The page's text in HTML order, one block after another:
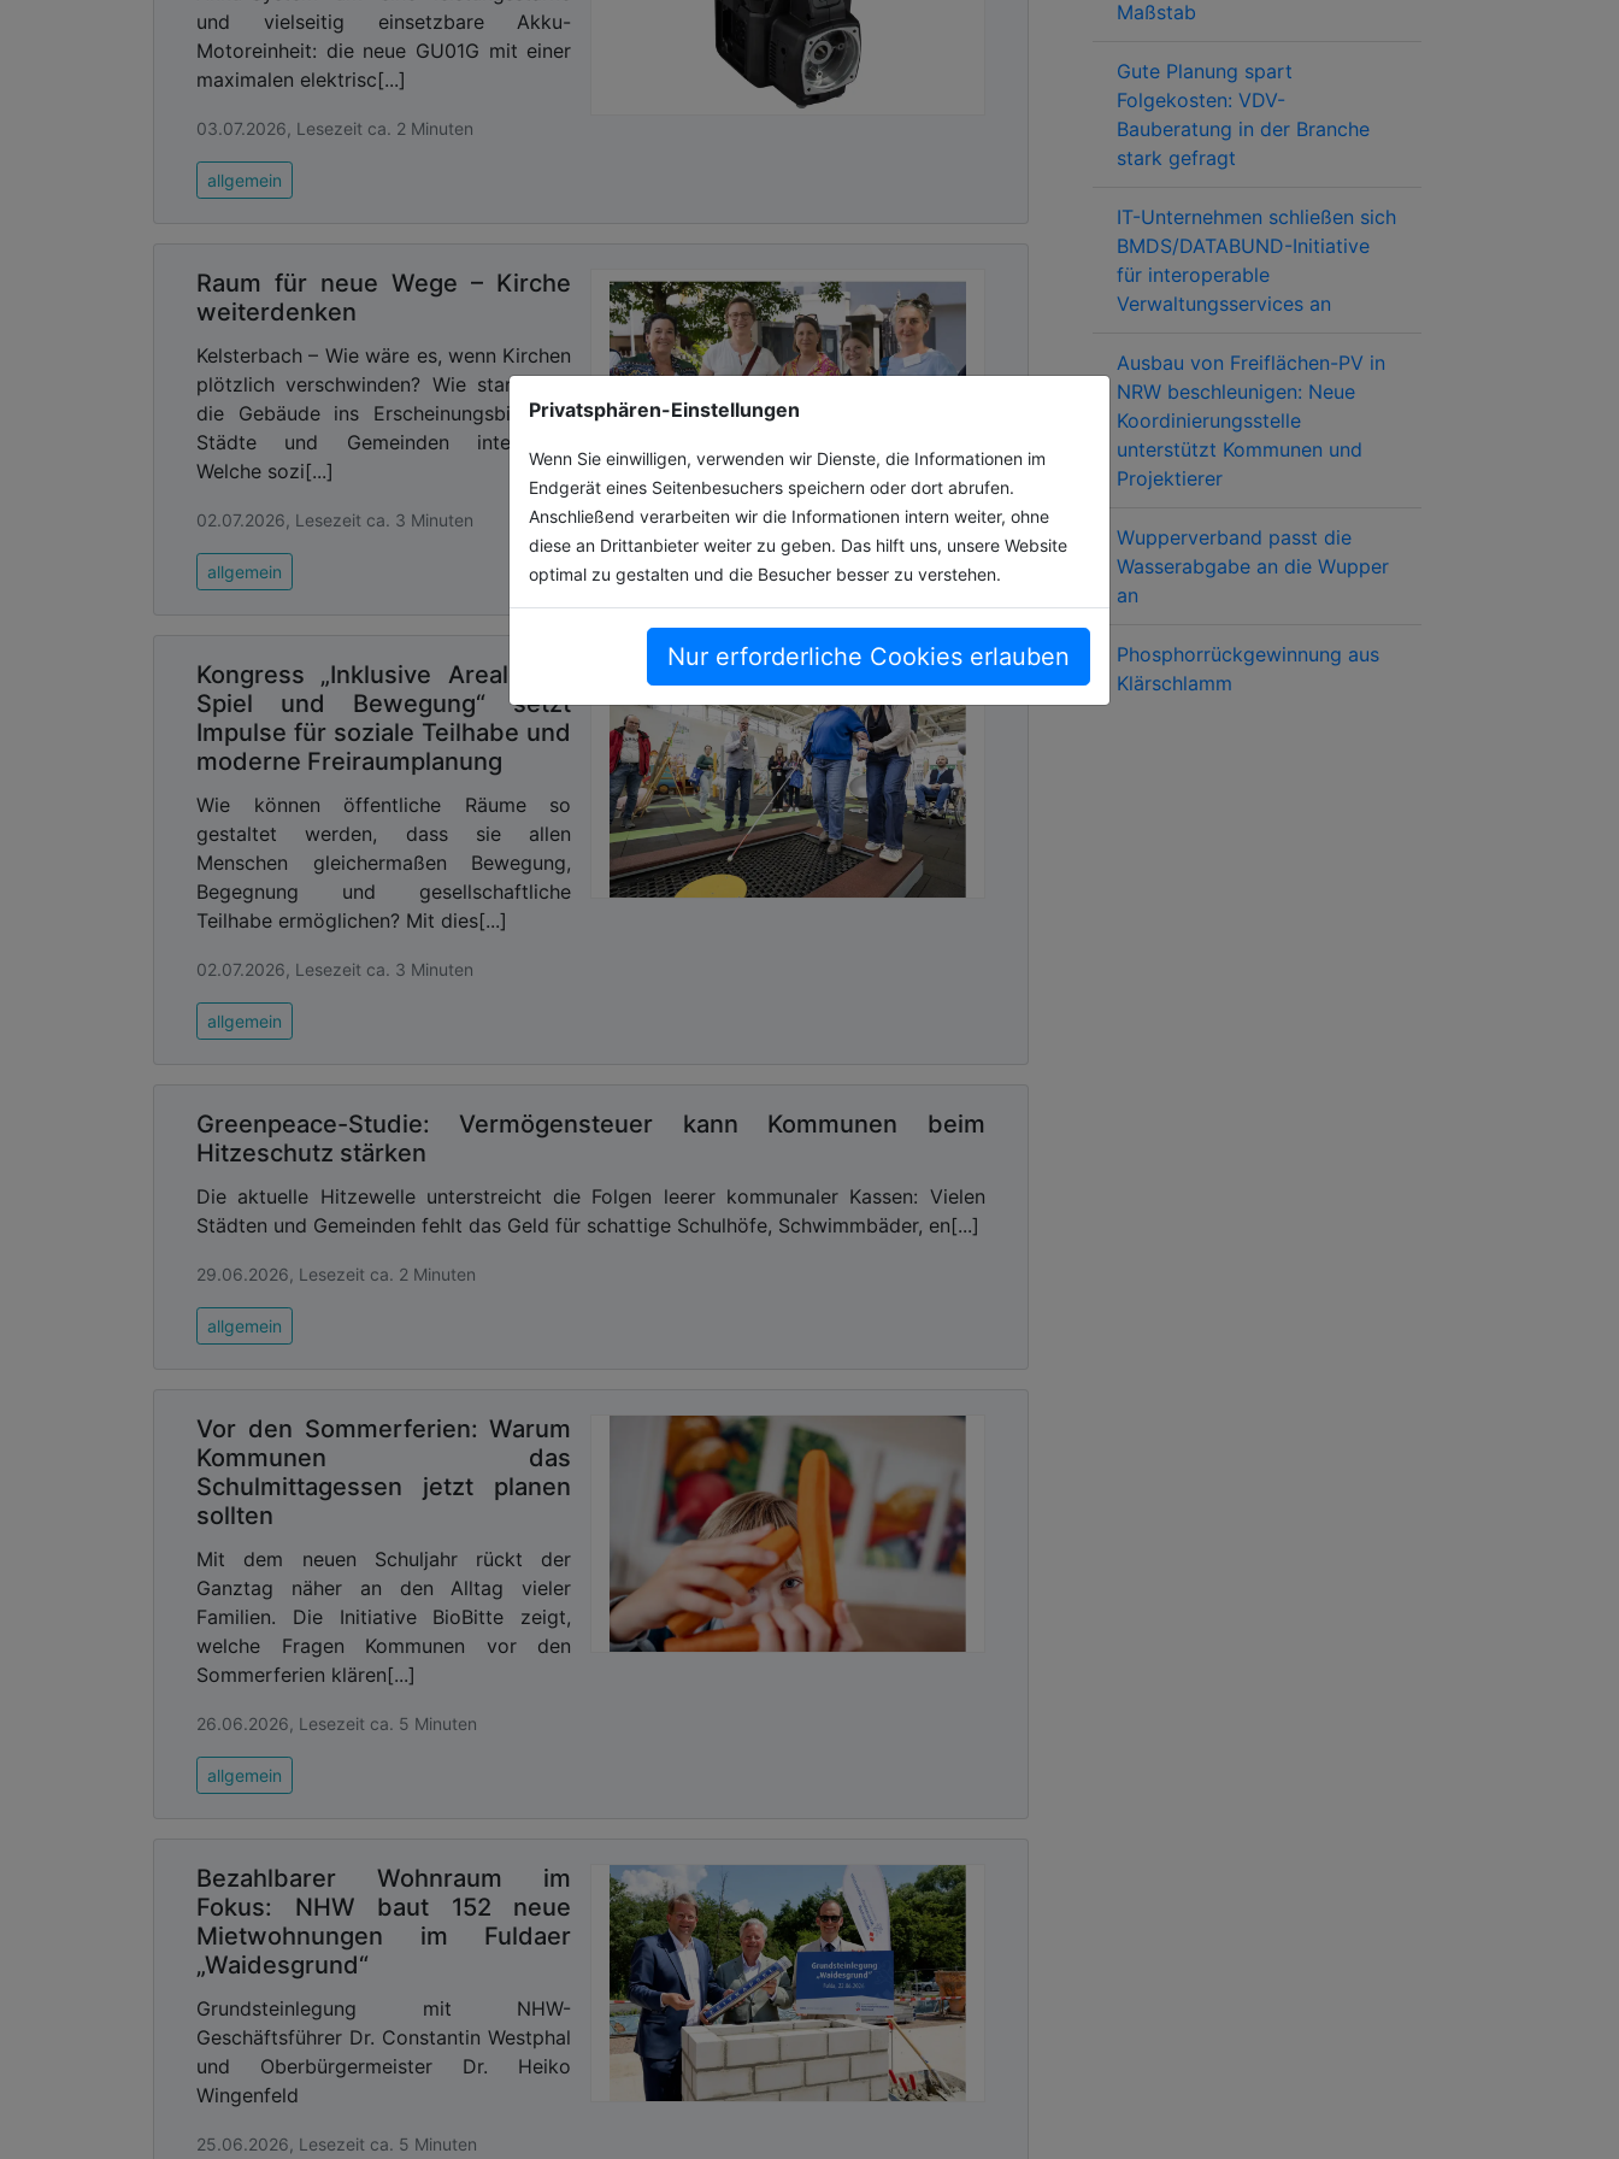
Privatsphären-Einstellungen
Wenn Sie einwilligen, verwenden wir Dienste, die Informationen im
Endgerät eines Seitenbesuchers speichern oder dort abrufen.
Anschließend verarbeiten wir die Informationen intern weiter, ohne
diese an Drittanbieter weiter zu geben. Das hilft uns, unsere Website
optimal zu gestalten und die Besucher besser zu verstehen.
Nur erforderliche Cookies erlauben
Ausgabe der Kommunalwirtschaft!
und vielseitig einsetzbare Akku-
Motoreinheit: die neue GU01G mit einer
maximalen elektrisc[...]
03.07.2026, Lesezeit ca. 2 Minuten
allgemein
Raum für neue Wege – Kirche
weiterdenken
Kelsterbach – Wie wäre es, wenn Kirchen
plötzlich verschwinden? Wie stark sind
die Gebäude ins Erscheinungsbild der
Städte und Gemeinden integriert?
Welche sozi[...]
02.07.2026, Lesezeit ca. 3 Minuten
allgemein
Kongress „Inklusive Areale für
Spiel und Bewegung“ setzt
Impulse für soziale Teilhabe und
moderne Freiraumplanung
Wie können öffentliche Räume so
gestaltet werden, dass sie allen
Menschen gleichermaßen Bewegung,
Begegnung und gesellschaftliche
Teilhabe ermöglichen? Mit dies[...]
02.07.2026, Lesezeit ca. 3 Minuten
allgemein
Greenpeace-Studie: Vermögensteuer kann Kommunen beim
Hitzeschutz stärken
Die aktuelle Hitzewelle unterstreicht die Folgen leerer kommunaler Kassen: Vielen
Städten und Gemeinden fehlt das Geld für schattige Schulhöfe, Schwimmbäder, en[...]
29.06.2026, Lesezeit ca. 2 Minuten
allgemein
Vor den Sommerferien: Warum
Kommunen das
Schulmittagessen jetzt planen
sollten
Mit dem neuen Schuljahr rückt der
Ganztag näher an den Alltag vieler
Familien. Die Initiative BioBitte zeigt,
welche Fragen Kommunen vor den
Sommerferien klären[...]
26.06.2026, Lesezeit ca. 5 Minuten
allgemein
Bezahlbarer Wohnraum im
Fokus: NHW baut 152 neue
Mietwohnungen im Fuldaer
„Waidesgrund“
Grundsteinlegung mit NHW-
Geschäftsführer Dr. Constantin Westphal
und Oberbürgermeister Dr. Heiko
Wingenfeld
25.06.2026, Lesezeit ca. 5 Minuten
Maßstab
Gute Planung spart
Folgekosten: VDV-
Bauberatung in der Branche
stark gefragt
IT-Unternehmen schließen sich
BMDS/DATABUND-Initiative
für interoperable
Verwaltungsservices an
Ausbau von Freiflächen-PV in
NRW beschleunigen: Neue
Koordinierungsstelle
unterstützt Kommunen und
Projektierer
Wupperverband passt die
Wasserabgabe an die Wupper
an
Phosphorrückgewinnung aus
Klärschlamm